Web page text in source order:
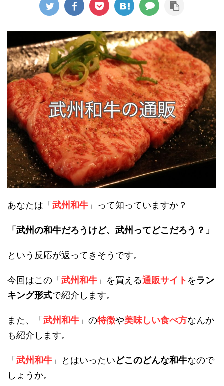
あなたは「 武州和牛 」って知っていますか？
「武州の和牛だろうけど、武州ってどこだろう？」
という反応が返ってきそうです。
今回はこの「 武州和牛 」を買える通販サイト をラン
キング形式で紹介します。
また、「 武州和牛 」の特徴や美味しい食べ方なんか
も紹介します。
「 武州和牛 」とはいったいどこのどんな和牛なので
しょうか。